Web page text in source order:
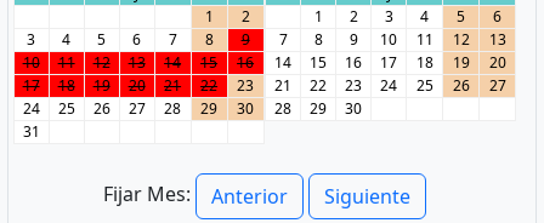
1
2
3
4 5 6 7 8
9
10
11 12 13 14 15
16
17
18 19 20 21 22
23
24
25 26 27 28 29
30
31
1
2 3 4 5
6
7
8 9 10 11 12
13
14
15 16 17 18 19
20
21
22 23 24 25 26
27
28
29 30
Fijar Mes: Anterior Siguiente